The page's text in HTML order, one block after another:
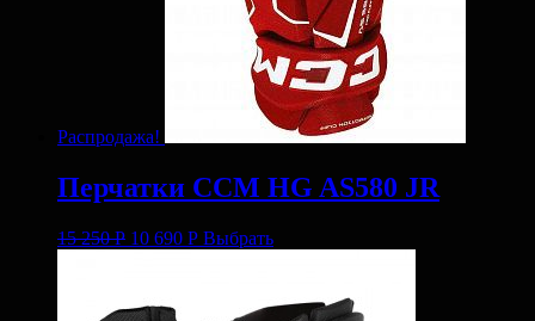
Распродажа!
Перчатки CCM HG AS580 JR
15 250Р 10 690 Р Выбрать